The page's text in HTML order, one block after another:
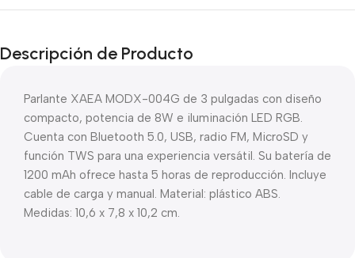
Descripción de Producto
Parlante XAEA MODX-004G de 3 pulgadas con diseño
compacto, potencia de 8W e iluminación LED RGB.
Cuenta con Bluetooth 5.0, USB, radio FM, MicroSD y
función TWS para una experiencia versátil. Su batería de
1200 mAh ofrece hasta 5 horas de reproducción. Incluye
cable de carga y manual. Material: plástico ABS.
Medidas: 10,6 x 7,8 x 10,2 cm.